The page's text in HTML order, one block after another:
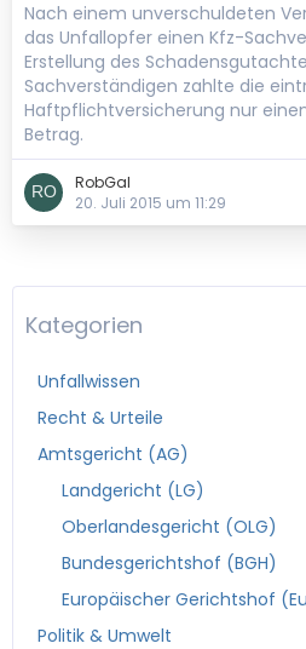
Nach einem unverschuldeten
das Unfallopfer einen Kfz-
Erstellung des
Sachverständigen zahlte die
Haftpflichtversicherung nur
Betrag.
RobGal
20. Juli 2015 um 11:29
Kategorien
Unfallwissen
Recht & Urteile
Amtsgericht (AG)
Landgericht (LG)
Oberlandesgericht (OLG)
Bundesgerichtshof (BGH)
Europäischer Gerichtshof
Politik & Umwelt